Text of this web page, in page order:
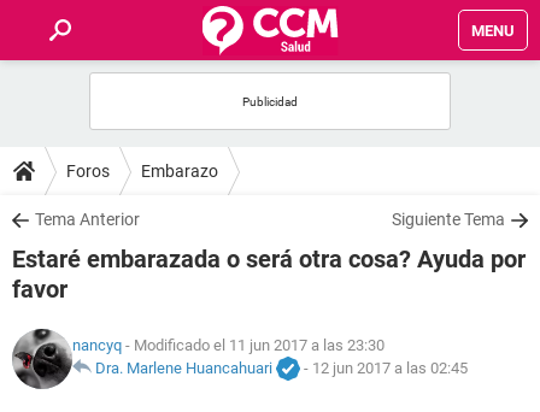
MENU
FOROS
SALUD
FAMILIA
NUTRICIÓN
Foros Embarazo
Tema Anterior Siguiente Tema
Estaré embarazada o será otra cosa? Ayuda por
favor
nancyq - Modificado el 11 jun 2017 a las 23:30
Dra. Marlene Huancahuari
- 12 jun 2017 a las 02:45